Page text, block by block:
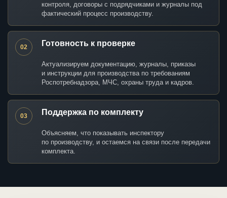
контроля, договоры с подрядчиками и журналы под
фактический процесс производству.
02 Готовность к проверке
Актуализируем документацию, журналы, приказы
и инструкции для производства по требованиям
Роспотребнадзора, МЧС, охраны труда и кадров.
03 Поддержка по комплекту
Объясняем, что показывать инспектору
по производству, и остаемся на связи после передачи
комплекта.